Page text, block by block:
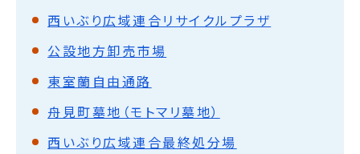
西いぶり広域連合リサイクルプラザ
公設地方卸売市場
東室蘭自由通路
舟見町墓地（モトマリ墓地）
西いぶり広域連合最終処分場